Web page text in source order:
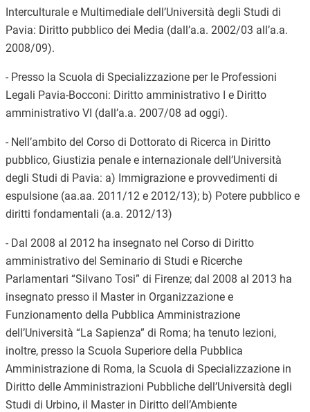
Interculturale e Multimediale dell’Università degli Studi di
Pavia: Diritto pubblico dei Media (dall’a.a. 2002/03 all’a.a.
2008/09).
- Presso la Scuola di Specializzazione per le Professioni
Legali Pavia-Bocconi: Diritto amministrativo I e Diritto
amministrativo VI (dall’a.a. 2007/08 ad oggi).
- Nell’ambito del Corso di Dottorato di Ricerca in Diritto
pubblico, Giustizia penale e internazionale dell’Università
degli Studi di Pavia: a) Immigrazione e provvedimenti di
espulsione (aa.aa. 2011/12 e 2012/13); b) Potere pubblico e
diritti fondamentali (a.a. 2012/13)
- Dal 2008 al 2012 ha insegnato nel Corso di Diritto
amministrativo del Seminario di Studi e Ricerche
Parlamentari “Silvano Tosi” di Firenze; dal 2008 al 2013 ha
insegnato presso il Master in Organizzazione e
Funzionamento della Pubblica Amministrazione
dell’Università “La Sapienza” di Roma; ha tenuto lezioni,
inoltre, presso la Scuola Superiore della Pubblica
Amministrazione di Roma, la Scuola di Specializzazione in
Diritto delle Amministrazioni Pubbliche dell’Università degli
Studi di Urbino, il Master in Diritto dell’Ambiente